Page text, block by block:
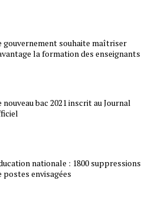
gouvernement souhaite maîtriser
la formation des enseignants
nouveau bac 2021 inscrit au Journal
nationale : 1800 suppressions
postes envisagées